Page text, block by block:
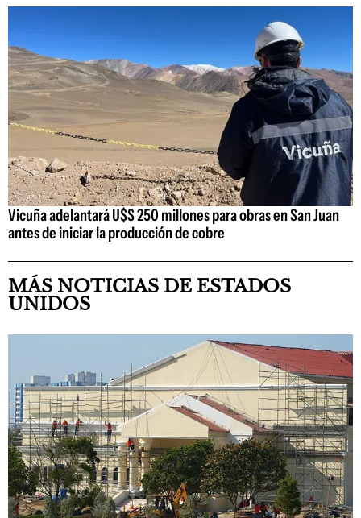
Vicuña adelantará U$S 250 millones para obras en San Juan
antes de iniciar la producción de cobre
MÁS NOTICIAS DE ESTADOS
UNIDOS